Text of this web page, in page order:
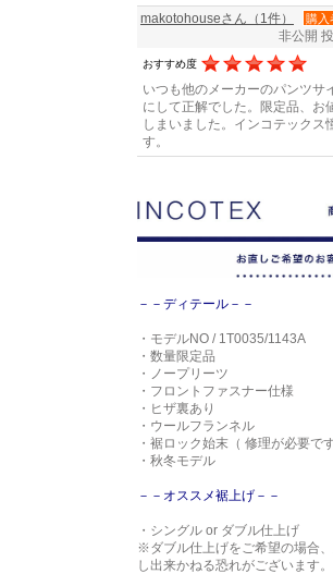
makotohouseさん（1件）
購入
非公開
おすすめ度
いつも他のメーカーのパンツサ
にして正解でした。限定品、お
しまいました。インコテックス
す。
－－ディテール－－
・モデルNO / 1T0035/1143A
・数量限定品
・ノープリーツ
・フロントファスナー仕様
・ヒザ裏あり
・ウールフランネル
・裾ロック始末（ 修理が必要です
・秋冬モデル
－－オススメ裾上げ－－
・シングル or ダブル仕上げ
※ダブル仕上げをご希望の場合
し出来かねる恐れがございます。